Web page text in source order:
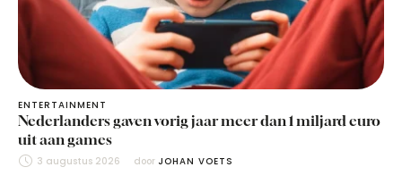
ENTERTAINMENT
Nederlanders gaven vorig jaar meer dan 1 miljard euro
uit aan games
3 augustus 2026 door JOHAN VOETS